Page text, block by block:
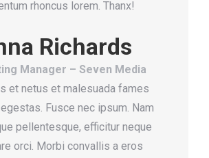
rhoncus lorem. Thanx!
Richards
Manager – Seven Media
et netus et malesuada fames
Fusce nec ipsum. Nam
pellentesque, efficitur neque
orci. Morbi convallis a eros